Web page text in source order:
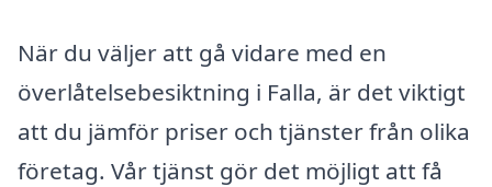
När du väljer att gå vidare med en
överlåtelsebesiktning i Falla, är det viktigt
att du jämför priser och tjänster från olika
företag. Vår tjänst gör det möjligt att få